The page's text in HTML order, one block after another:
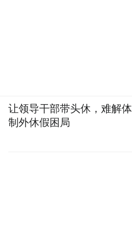
让领导干部带头休，难解体
制外休假困局